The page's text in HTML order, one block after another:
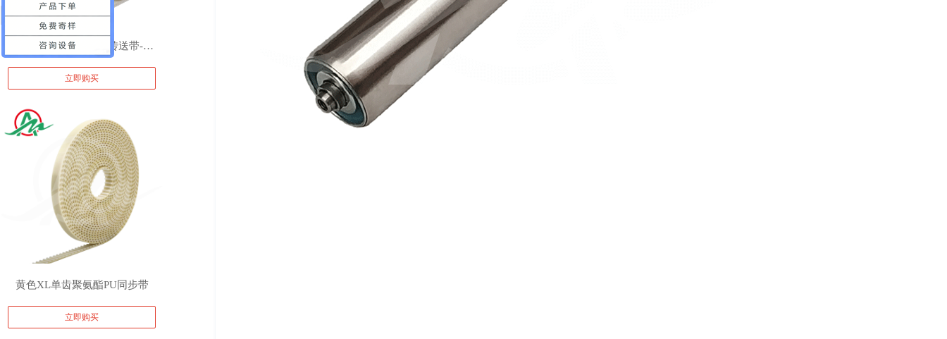
白色PVC输送带-糖厂传送带-石
英砂输送带
立即购买
黄色XL单齿聚氨酯PU同步带
立即购买